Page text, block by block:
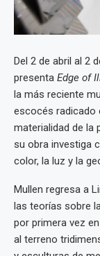
Del 2 de abril al 2
presenta Edge of
la más reciente
escocés radicado
materialidad de la
su obra investiga
color, la luz y la
Mullen regresa a
las teorías sobre
por primera vez
al terreno